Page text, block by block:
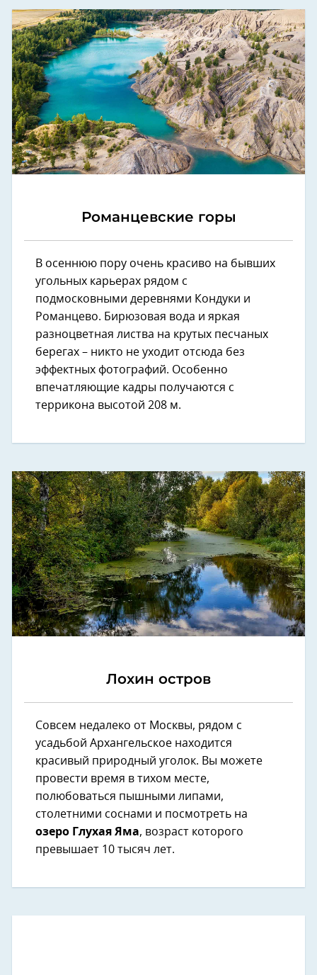
Романцевские горы
В осеннюю пору очень красиво на бывших
угольных карьерах рядом с
подмосковными деревнями Кондуки и
Романцево. Бирюзовая вода и яркая
разноцветная листва на крутых песчаных
берегах – никто не уходит отсюда без
эффектных фотографий. Особенно
впечатляющие кадры получаются с
террикона высотой 208 м.
Лохин остров
Совсем недалеко от Москвы, рядом с
усадьбой Архангельское находится
красивый природный уголок. Вы можете
провести время в тихом месте,
полюбоваться пышными липами,
столетними соснами и посмотреть на
озеро Глухая Яма, возраст которого
превышает 10 тысяч лет.